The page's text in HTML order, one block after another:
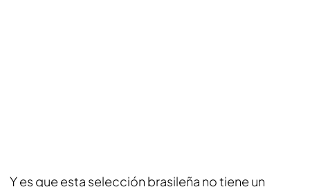
Y es que esta selección brasileña no tiene un